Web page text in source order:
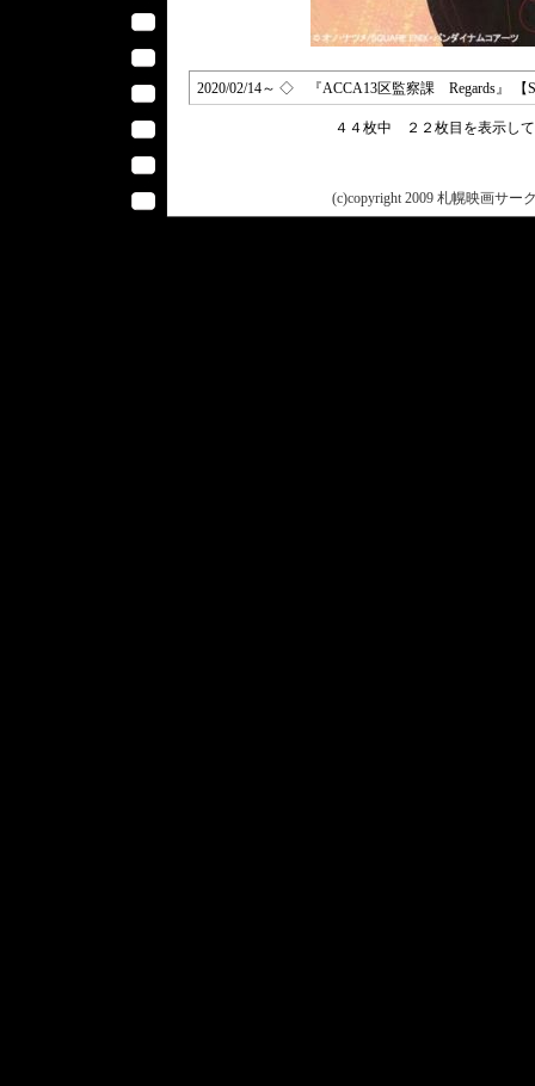
2020/02/14～ ◇ 『ACCA13区監察課 Regards』 【
４４枚中 ２２枚目を表示し
(c)copyright 2009 札幌映画サー